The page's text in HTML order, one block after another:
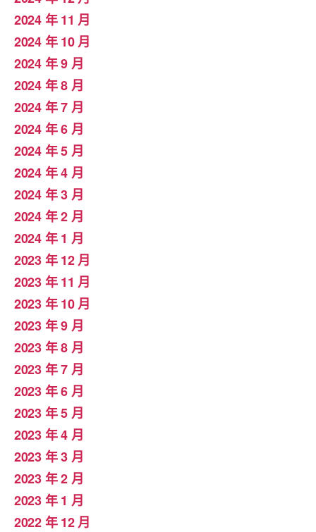
2024 年 11 月
2024 年 10 月
2024 年 9 月
2024 年 8 月
2024 年 7 月
2024 年 6 月
2024 年 5 月
2024 年 4 月
2024 年 3 月
2024 年 2 月
2024 年 1 月
2023 年 12 月
2023 年 11 月
2023 年 10 月
2023 年 9 月
2023 年 8 月
2023 年 7 月
2023 年 6 月
2023 年 5 月
2023 年 4 月
2023 年 3 月
2023 年 2 月
2023 年 1 月
2022 年 12 月